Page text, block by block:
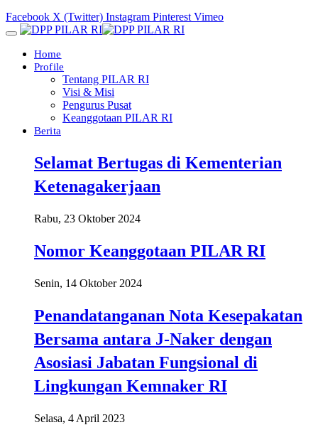
Facebook X (Twitter) Instagram Pinterest Vimeo
Home
Profile
Tentang PILAR RI
Visi & Misi
Pengurus Pusat
Keanggotaan PILAR RI
Berita
Selamat Bertugas di Kementerian
Ketenagakerjaan
Rabu, 23 Oktober 2024
Nomor Keanggotaan PILAR RI
Senin, 14 Oktober 2024
Penandatanganan Nota Kesepakatan
Bersama antara J-Naker dengan
Asosiasi Jabatan Fungsional di
Lingkungan Kemnaker RI
Selasa, 4 April 2023